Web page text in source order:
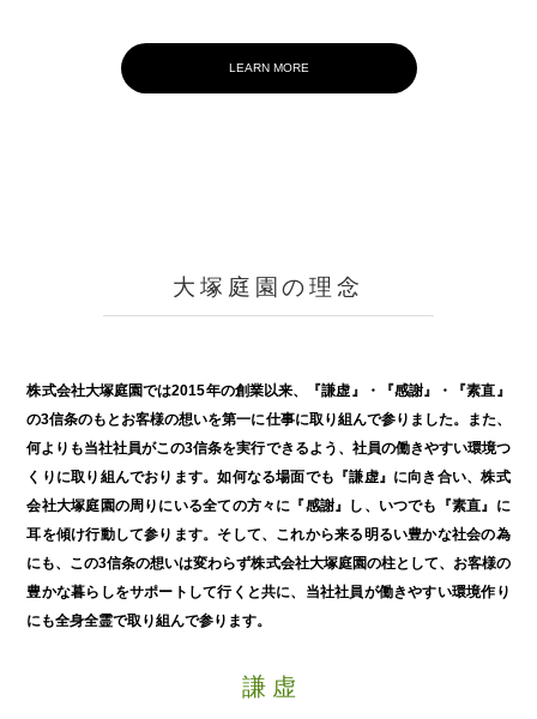
LEARN MORE
大塚庭園の理念
株式会社大塚庭園では2015年の創業以来、『謙虚』・『感謝』・『素直』
の3信条のもとお客様の想いを第一に仕事に取り組んで参りました。また、
何よりも当社社員がこの3信条を実行できるよう、社員の働きやすい環境つ
くりに取り組んでおります。如何なる場面でも『謙虚』に向き合い、株式
会社大塚庭園の周りにいる全ての方々に『感謝』し、いつでも『素直』に
耳を傾け行動して参ります。そして、これから来る明るい豊かな社会の為
にも、この3信条の想いは変わらず株式会社大塚庭園の柱として、お客様の
豊かな暮らしをサポートして行くと共に、当社社員が働きやすい環境作り
にも全身全霊で取り組んで参ります。
謙 虚